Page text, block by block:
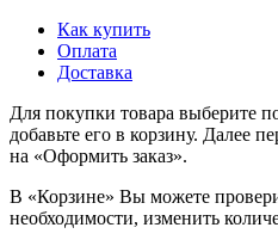
Как купить
Оплата
Доставка
Для покупки товара выберите
добавьте его в корзину. Далее
на «Оформить заказ».
В «Корзине» Вы можете
необходимости, изменить